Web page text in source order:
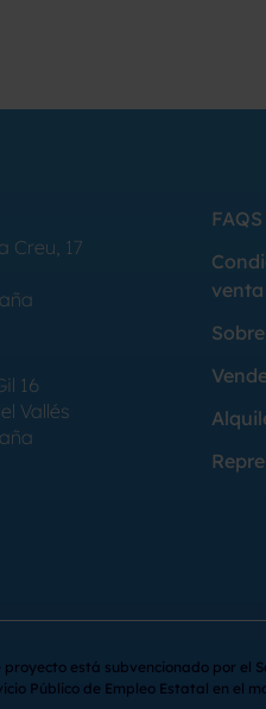
Creu, 17
16
Vallés
FAQS
venta
proyecto está subvencionado por el
Público de Empleo Estatal en el